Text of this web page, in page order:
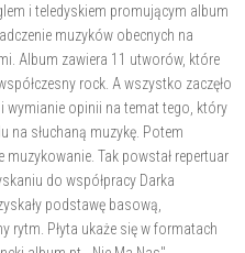
i teledyskiem promującym album
muzyków obecnych na
Album zawiera 11 utworów, które
rock. A wszystko zaczęło
wymianie opinii na temat tego, który
na słuchaną muzykę. Potem
Tak powstał repertuar
do współpracy Darka
podstawę basową,
rytm. Płyta ukaże się w formatach